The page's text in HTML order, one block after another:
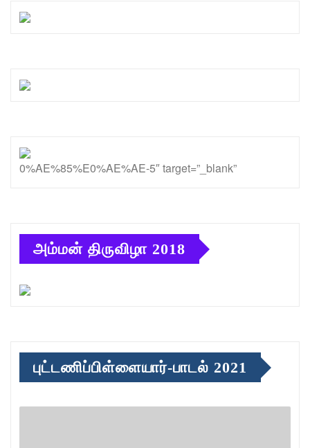
0%AE%85%E0%AE%AE-5″ target=”_blank”
அம்மன் திருவிழா 2018
புட்டணிப்பிள்ளையார்-பாடல் 2021